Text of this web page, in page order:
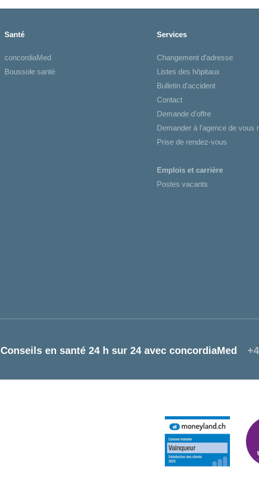
Santé
concordiaMed
Boussole santé
Services
Changement d’adresse
Listes des hôpitaux
Bulletin d'accident
Contact
Demande d'offre
Demander à l'agence de vous
Prise de rendez-vous
Emplois et carrière
Postes vacants
Conseils en santé 24 h sur 24 avec concordiaMed